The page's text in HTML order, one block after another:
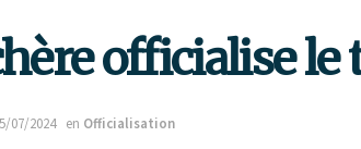
officialise le
07/2024 en Officialisation